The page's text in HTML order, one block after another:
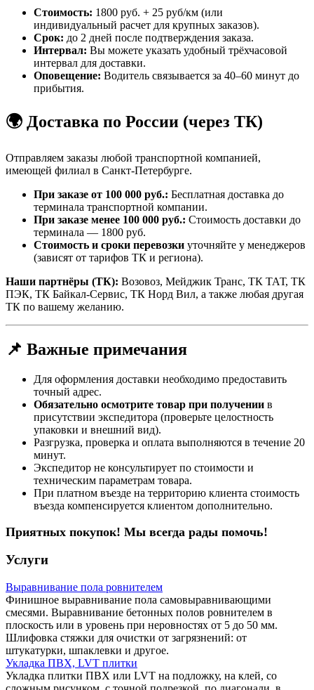
Стоимость: 1800 руб. + 25 руб/км (или
индивидуальный расчет для крупных заказов).
Срок: до 2 дней после подтверждения заказа.
Интервал: Вы можете указать удобный трёхчасовой
интервал для доставки.
Оповещение: Водитель связывается за 40–60 минут до
прибытия.
🌍 Доставка по России (через ТК)
Отправляем заказы любой транспортной компанией,
имеющей филиал в Санкт-Петербурге.
При заказе от 100 000 руб.: Бесплатная доставка до
терминала транспортной компании.
При заказе менее 100 000 руб.: Стоимость доставки до
терминала — 1800 руб.
Стоимость и сроки перевозки уточняйте у менеджеров
(зависят от тарифов ТК и региона).
Наши партнёры (ТК): Возовоз, Мейджик Транс, ТК ТАТ, ТК
ПЭК, ТК Байкал-Сервис, ТК Норд Вил, а также любая другая
ТК по вашему желанию.
📌 Важные примечания
Для оформления доставки необходимо предоставить
точный адрес.
Обязательно осмотрите товар при получении в
присутствии экспедитора (проверьте целостность
упаковки и внешний вид).
Разгрузка, проверка и оплата выполняются в течение 20
минут.
Экспедитор не консультирует по стоимости и
техническим параметрам товара.
При платном въезде на территорию клиента стоимость
въезда компенсируется клиентом дополнительно.
Приятных покупок! Мы всегда рады помочь!
Услуги
Выравнивание пола ровнителем
Финишное выравнивание пола самовыравнивающими
смесями. Выравнивание бетонных полов ровнителем в
плоскость или в уровень при неровностях от 5 до 50 мм.
Шлифовка стяжки для очистки от загрязнений: от
штукатурки, шпаклевки и другое.
Укладка ПВХ, LVT плитки
Укладка плитки ПВХ или LVT на подложку, на клей, со